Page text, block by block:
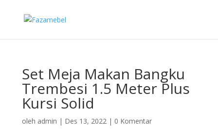
Set Meja Makan Bangku
Trembesi 1.5 Meter Plus
Kursi Solid
oleh admin | Des 13, 2022| 0 Komentar